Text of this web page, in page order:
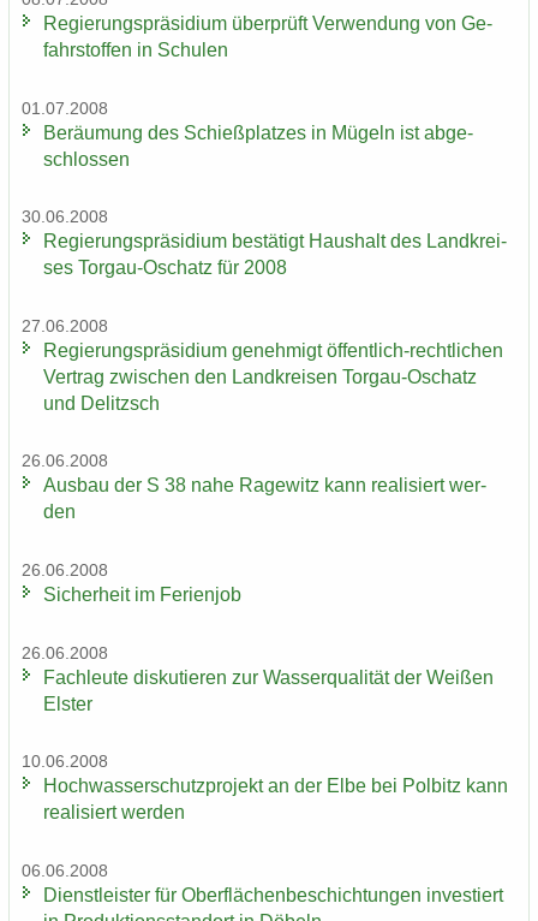
Re­gie­rungs­prä­si­di­um über­prüft Ver­wen­dung von Ge­
fahr­stof­fen in Schu­len
01.07.2008
Be­räu­mung des Schieß­plat­zes in Mü­geln ist ab­ge­
schlos­sen
30.06.2008
Re­gie­rungs­prä­si­di­um be­stä­tigt Haus­halt des Land­krei­
ses Torgau-​Oschatz für 2008
27.06.2008
Re­gie­rungs­prä­si­di­um ge­neh­migt öffentlich-​rechtlichen
Ver­trag zwi­schen den Land­krei­sen Torgau-​Oschatz
und De­litzsch
26.06.2008
Aus­bau der S 38 nahe Ra­ge­witz kann rea­li­siert wer­
den
26.06.2008
Si­cher­heit im Fe­ri­en­job
26.06.2008
Fach­leu­te dis­ku­tie­ren zur Was­ser­qua­li­tät der Wei­ßen
Els­ter
10.06.2008
Hoch­was­ser­schutz­pro­jekt an der Elbe bei Pol­bitz kann
rea­li­siert wer­den
06.06.2008
Dienst­leis­ter für Ober­flä­chen­be­schich­tun­gen in­ves­tiert